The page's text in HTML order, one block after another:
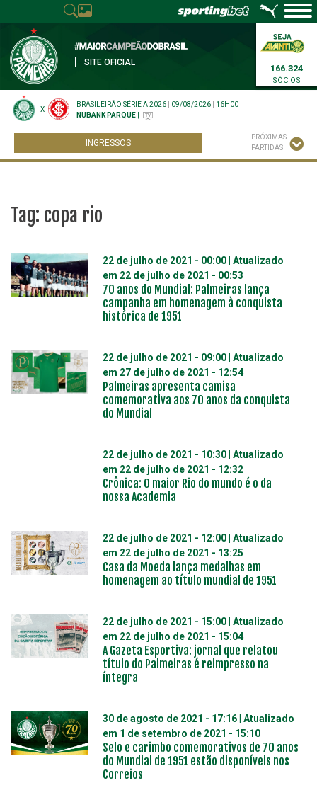
SITE OFICIAL
166.324
SÓCIOS
X
BRASILEIRÃO SÉRIE A 2026 09/08/2026
16H00
NUBANK PARQUE
INGRESSOS
PRÓXIMAS
PARTIDAS
Tag: copa rio
22 de julho de 2021 - 00:00 | Atualizado
em 22 de julho de 2021 - 00:53
70 anos do Mundial: Palmeiras lança
campanha em homenagem à conquista
histórica de 1951
22 de julho de 2021 - 09:00 | Atualizado
em 27 de julho de 2021 - 12:54
Palmeiras apresenta camisa
comemorativa aos 70 anos da conquista
do Mundial
22 de julho de 2021 - 10:30 | Atualizado
em 22 de julho de 2021 - 12:32
Crônica: O maior Rio do mundo é o da
nossa Academia
22 de julho de 2021 - 12:00 | Atualizado
em 22 de julho de 2021 - 13:25
Casa da Moeda lança medalhas em
homenagem ao título mundial de 1951
22 de julho de 2021 - 15:00 | Atualizado
em 22 de julho de 2021 - 15:04
A Gazeta Esportiva: jornal que relatou
título do Palmeiras é reimpresso na
íntegra
30 de agosto de 2021 - 17:16 | Atualizado
em 1 de setembro de 2021 - 15:10
Selo e carimbo comemorativos de 70 anos
do Mundial de 1951 estão disponíveis nos
Correios